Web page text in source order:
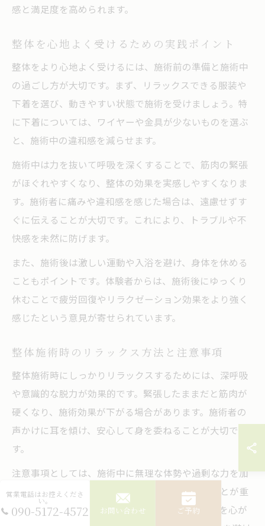
感と満足度を高められます。
整体を心地よく受けるための実践ポイント
整体をより心地よく受けるには、施術前の準備と施術中
の過ごし方が大切です。まず、リラックスできる服装や
下着を選び、動きやすい状態で施術を受けましょう。特
に下着については、ワイヤーや金具が少ないものを選ぶ
と、施術中の違和感を減らせます。
施術中は力を抜いて呼吸を深くすることで、筋肉の緊張
がほぐれやすくなり、整体の効果を実感しやすくなりま
す。施術者に痛みや違和感を感じた場合は、遠慮せずす
ぐに伝えることが大切です。これにより、トラブルや不
快感を未然に防げます。
また、施術後は激しい運動や入浴を避け、身体を休める
こともポイントです。体験者からは、施術後にゆっくり
休むことで疲労回復やリラクゼーション効果をより強く
感じたという意見が寄せられています。
整体施術時のリラックス方法と注意事項
整体施術時にしっかりリラックスするためには、深呼吸
や意識的な脱力が効果的です。緊張したままだと筋肉が
硬くなり、施術効果が下がる場合があります。施術者の
声かけに耳を傾け、安心して身を委ねることが大切で
す。
注意事項としては、施術中に無理な体勢や過剰な力を加
えられたと感じた場合、すぐに施術者に伝えることが重
要です。また、整体師に対して配慮ある言葉遣いを心が
営業電話はお控えくださ
い。
090-5172-4572 お問い合わせ ご予約